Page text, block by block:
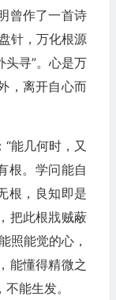
曾作了一首诗
针，万化根源
头寻”。心是万
，离开自心而
能几何时，又
根。学问能自
根，良知即是
把此根戕贼蔽
照能觉的心，
能懂得精微之
能生发。